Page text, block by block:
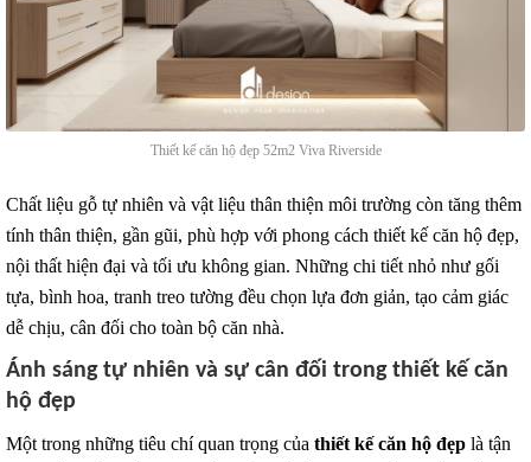
Thiết kế căn hộ đẹp 52m2 Viva Riverside
Chất liệu gỗ tự nhiên và vật liệu thân thiện môi trường còn tăng thêm
tính thân thiện, gần gũi, phù hợp với phong cách thiết kế căn hộ đẹp,
nội thất hiện đại và tối ưu không gian. Những chi tiết nhỏ như gối
tựa, bình hoa, tranh treo tường đều chọn lựa đơn giản, tạo cảm giác
dễ chịu, cân đối cho toàn bộ căn nhà.
Ánh sáng tự nhiên và sự cân đối trong thiết kế căn
hộ đẹp
Một trong những tiêu chí quan trọng của thiết kế căn hộ đẹp là tận